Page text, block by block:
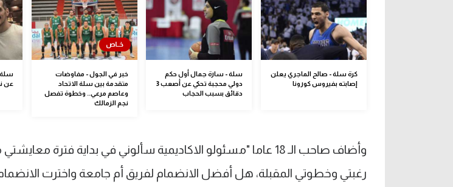
كرة سلة - صالح الماجري يعلن
إصابته بفيروس كورونا
سلة - سارة جمال أول حكم
دولي محجبة تحكي عن أصعب 3
دقائق بسبب الحجاب
خبر في الجول - مفاوضات
متقدمة بين سلة الاتحاد
وعاصم مرعي.. وخطوة تفصل
نجم الزمالك
سلة
عن
وأضاف صاحب الـ 18 عاما "مسئولو الاكاديمية سألوني في بداية فترة
رغبتي وخطوتي المقبلة، هل أفضل الانضمام لفريق أم جامعة واخترت